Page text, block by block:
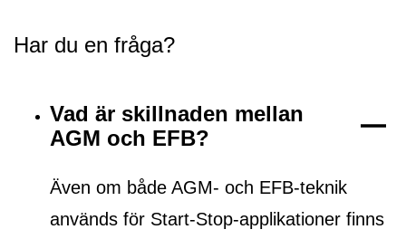
Har du en fråga?
Vad är skillnaden mellan
AGM och EFB?
Även om både AGM- och EFB-teknik
används för Start-Stop-applikationer finns